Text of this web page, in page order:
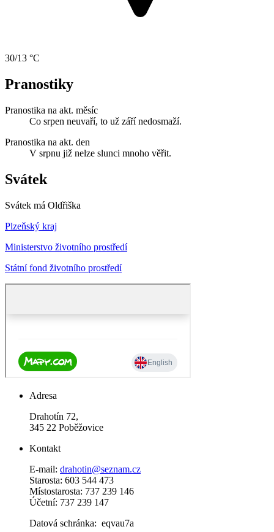
30/13 °C
Pranostiky
Pranostika na akt. měsíc
Co srpen neuvaří, to už září nedosmaží.
Pranostika na akt. den
V srpnu již nelze slunci mnoho věřit.
Svátek
Svátek má Oldřiška
Plzeňský kraj
Ministerstvo životního prostředí
Státní fond životního prostředí
Adresa
Drahotín 72,
345 22 Poběžovice
Kontakt
E-mail: drahotin@seznam.cz
Starosta: 603 544 473
Místostarosta: 737 239 146
Účetní: 737 239 147
Datová schránka: eqvau7a